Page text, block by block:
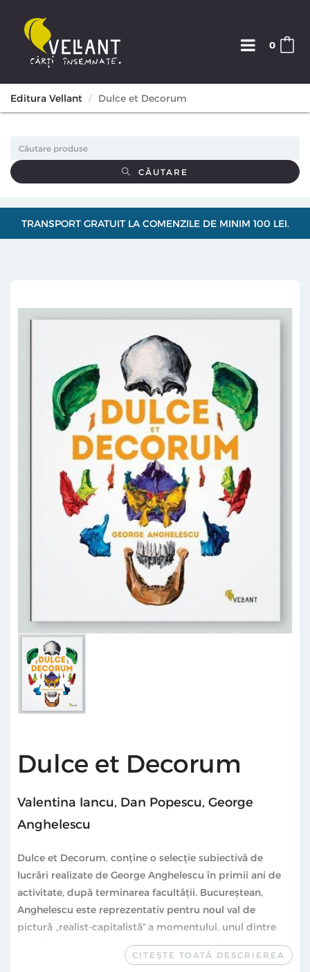
0
Editura Vellant Dulce et Decorum
CĂUTARE
TRANSPORT GRATUIT LA COMENZILE DE MINIM 100 LEI.
Dulce et Decorum
Valentina Iancu, Dan Popescu, George
Anghelescu
Dulce et Decorum. conţine o selecţie subiectivă de
lucrări realizate de George Anghelescu în primii ani de
activitate, după terminarea facultăţii. Bucureştean,
Anghelescu este reprezentativ pentru noul val de
pictură „realist-capitalistă“ a momentului, unul dintre
artiştii care aduce consistenţă şi personalitate acestui
mediu de exprimare vizuală. Albumul este o reflecţie
CITEȘTE TOATĂ DESCRIEREA